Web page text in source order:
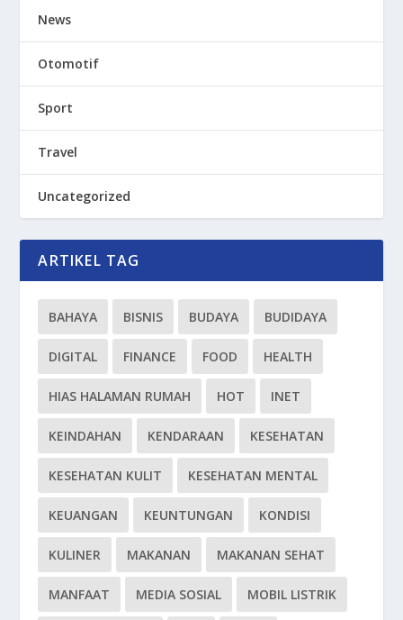
News
Otomotif
Sport
Travel
Uncategorized
ARTIKEL TAG
BAHAYA BISNIS BUDAYA BUDIDAYA
DIGITAL FINANCE FOOD HEALTH
HIAS HALAMAN RUMAH HOT INET
KEINDAHAN KENDARAAN KESEHATAN
KESEHATAN KULIT KESEHATAN MENTAL
KEUANGAN KEUNTUNGAN KONDISI
KULINER MAKANAN MAKANAN SEHAT
MANFAAT MEDIA SOSIAL MOBIL LISTRIK